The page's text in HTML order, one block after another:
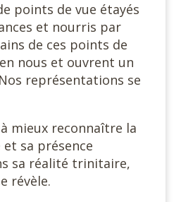
points de vue étayés
et nourris par
de ces points de
nous et ouvrent un
représentations se
mieux reconnaître la
sa présence
sa réalité trinitaire,
révèle.